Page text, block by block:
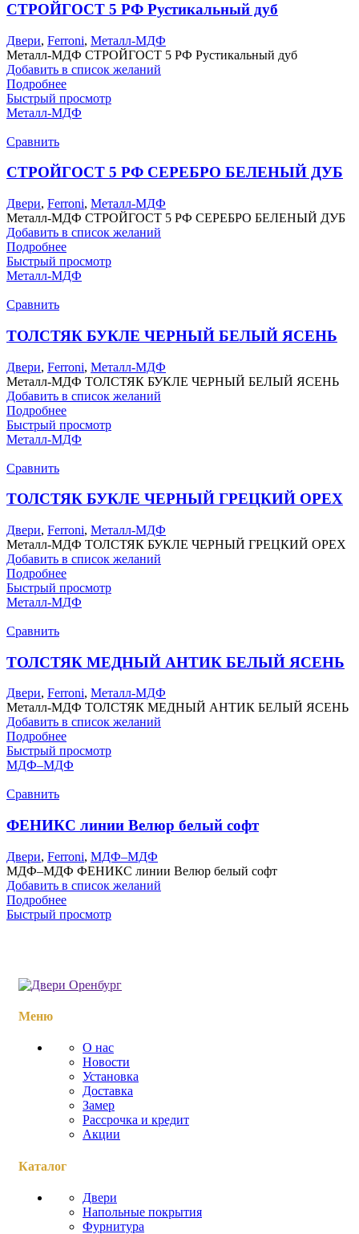
СТРОЙГОСТ 5 РФ Рустикальный дуб
Двери, Ferroni, Металл-МДФ
Металл-МДФ СТРОЙГОСТ 5 РФ Рустикальный дуб
Добавить в список желаний
Подробнее
Быстрый просмотр
Металл-МДФ
Сравнить
СТРОЙГОСТ 5 РФ СЕРЕБРО БЕЛЕНЫЙ ДУБ
Двери, Ferroni, Металл-МДФ
Металл-МДФ СТРОЙГОСТ 5 РФ СЕРЕБРО БЕЛЕНЫЙ ДУБ
Добавить в список желаний
Подробнее
Быстрый просмотр
Металл-МДФ
Сравнить
ТОЛСТЯК БУКЛЕ ЧЕРНЫЙ БЕЛЫЙ ЯСЕНЬ
Двери, Ferroni, Металл-МДФ
Металл-МДФ ТОЛСТЯК БУКЛЕ ЧЕРНЫЙ БЕЛЫЙ ЯСЕНЬ
Добавить в список желаний
Подробнее
Быстрый просмотр
Металл-МДФ
Сравнить
ТОЛСТЯК БУКЛЕ ЧЕРНЫЙ ГРЕЦКИЙ ОРЕХ
Двери, Ferroni, Металл-МДФ
Металл-МДФ ТОЛСТЯК БУКЛЕ ЧЕРНЫЙ ГРЕЦКИЙ ОРЕХ
Добавить в список желаний
Подробнее
Быстрый просмотр
Металл-МДФ
Сравнить
ТОЛСТЯК МЕДНЫЙ АНТИК БЕЛЫЙ ЯСЕНЬ
Двери, Ferroni, Металл-МДФ
Металл-МДФ ТОЛСТЯК МЕДНЫЙ АНТИК БЕЛЫЙ ЯСЕНЬ
Добавить в список желаний
Подробнее
Быстрый просмотр
МДФ–МДФ
Сравнить
ФЕНИКС линии Велюр белый софт
Двери, Ferroni, МДФ–МДФ
МДФ–МДФ ФЕНИКС линии Велюр белый софт
Добавить в список желаний
Подробнее
Быстрый просмотр
Меню
О нас
Новости
Установка
Доставка
Замер
Рассрочка и кредит
Акции
Каталог
Двери
Напольные покрытия
Фурнитура